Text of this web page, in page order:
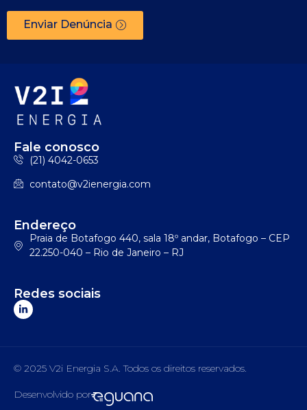
Enviar Denúncia
Fale conosco
(21) 4042-0653
contato@v2ienergia.com
Endereço
Praia de Botafogo 440, sala 18º andar, Botafogo – CEP
22.250-040 – Rio de Janeiro – RJ
Redes sociais
© 2025 V2i Energia S.A. Todos os direitos reservados.
Desenvolvido por